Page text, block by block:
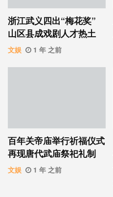
浙江武义四出“梅花奖”
山区县成戏剧人才热土
文娱 1 年 之前
百年关帝庙举行祈福仪式
再现唐代武庙祭祀礼制
文娱 1 年 之前